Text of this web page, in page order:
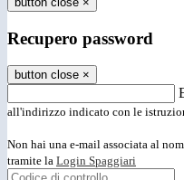
Recupero password
button close ×
all'indirizzo indicato con le
Non hai una e-mail associata al
tramite la Login Spaggiari